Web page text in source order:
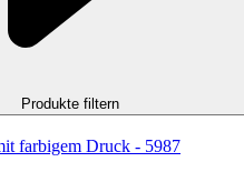
Produkte filtern